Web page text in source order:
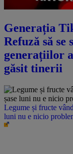
Generația
Refuză să
generațiilor
găsit tinerii
Legume și fructe
luni nu e nicio